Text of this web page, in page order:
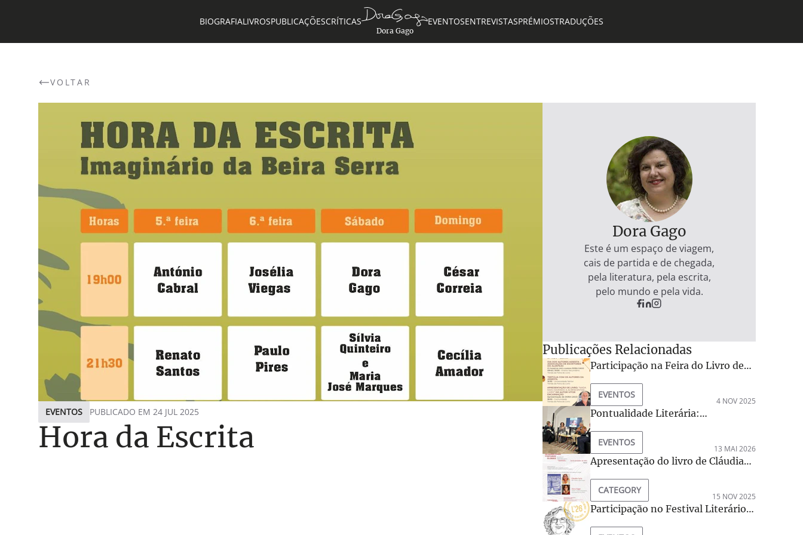
BIOGRAFIALIVROSPUBLICAÇÕESCRÍTICAS
Dora Gago
EVENTOSENTREVISTASPRÉMIOSTRADUÇÕES
VOLTAR
EVENTOS PUBLICADO EM 24 JUL 2025
Hora da Escrita
Dora Gago
Este é um espaço de viagem,
cais de partida e de chegada,
pela literatura, pela escrita,
pelo mundo e pela vida.
Publicações Relacionadas
Participação na Feira do Livro de
EVENTOS
4 NOV 2025
Pontualidade Literária:
meus lençóis de linho? por Lídia
Jorge, na Casa do Meio-Dia, em
Loulé.
EVENTOS
13 MAI 2026
Apresentação do livro de Cláudia
CATEGORY
15 NOV 2025
Participação no Festival Literário